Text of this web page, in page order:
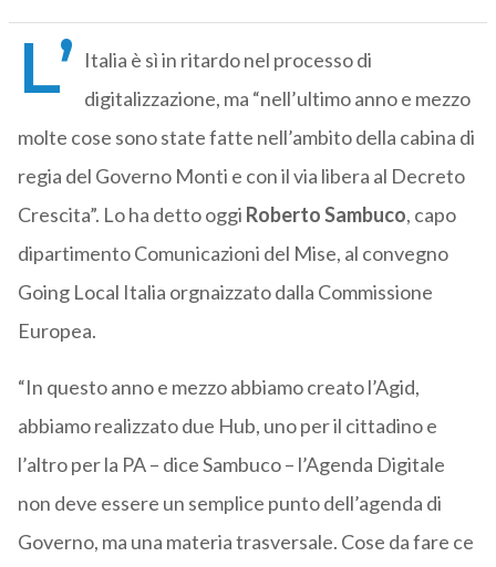
L’ Italia è sì in ritardo nel processo di
digitalizzazione, ma “nell’ultimo anno e mezzo
molte cose sono state fatte nell’ambito della cabina di
regia del Governo Monti e con il via libera al Decreto
Crescita”. Lo ha detto oggi Roberto Sambuco, capo
dipartimento Comunicazioni del Mise, al convegno
Going Local Italia orgnaizzato dalla Commissione
Europea.
“In questo anno e mezzo abbiamo creato l’Agid,
abbiamo realizzato due Hub, uno per il cittadino e
l’altro per la PA – dice Sambuco – l’Agenda Digitale
non deve essere un semplice punto dell’agenda di
Governo, ma una materia trasversale. Cose da fare ce